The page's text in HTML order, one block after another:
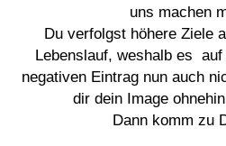
uns machen
Du verfolgst höhere Ziele
Lebenslauf, weshalb es
negativen Eintrag nun auch
dir dein Image
Dann komm zu